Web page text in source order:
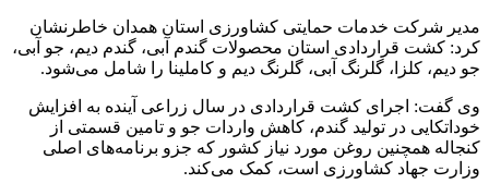
مدیر شرکت خدمات حمایتی کشاورزی استان همدان خاطرنشان
کرد: کشت قراردادی استان محصولات گندم آبی، گندم دیم، جو آبی،
جو دیم، کلزا، گلرنگ آبی، گلرنگ دیم و کاملینا را شامل می‌شود.
وی گفت: اجرای کشت قراردادی در سال زراعی آینده به افزایش
خوداتکایی در تولید گندم، کاهش واردات جو و تامین قسمتی از
کنجاله همچنین روغن مورد نیاز کشور که جزو برنامه‌های اصلی
وزارت جهاد کشاورزی است، کمک می‌کند.